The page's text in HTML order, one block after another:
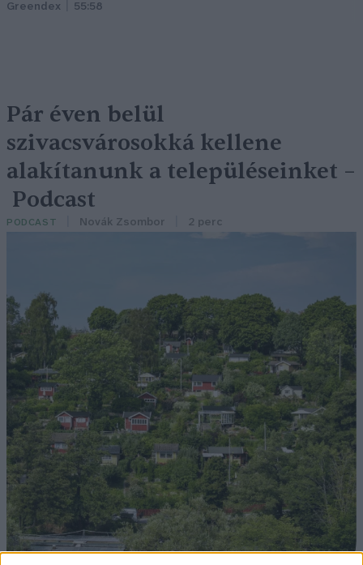
Greendex 55:58
Pár éven belül
szivacsvárosokká kellene
alakítanunk a településeinket –
Podcast
PODCAST Novák Zsombor 2 perc